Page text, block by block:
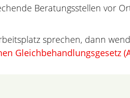
Beratungsstellen vor
sprechen, dann
Gleichbehandlungsgesetz